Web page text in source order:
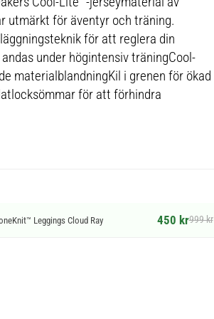
utmärkt för äventyr och träning.
för att reglera din
under högintensiv träningCool-
materialblandningKil i grenen för ökad
för att förhindra
Leggings Cloud Ray 450 kr999 kr